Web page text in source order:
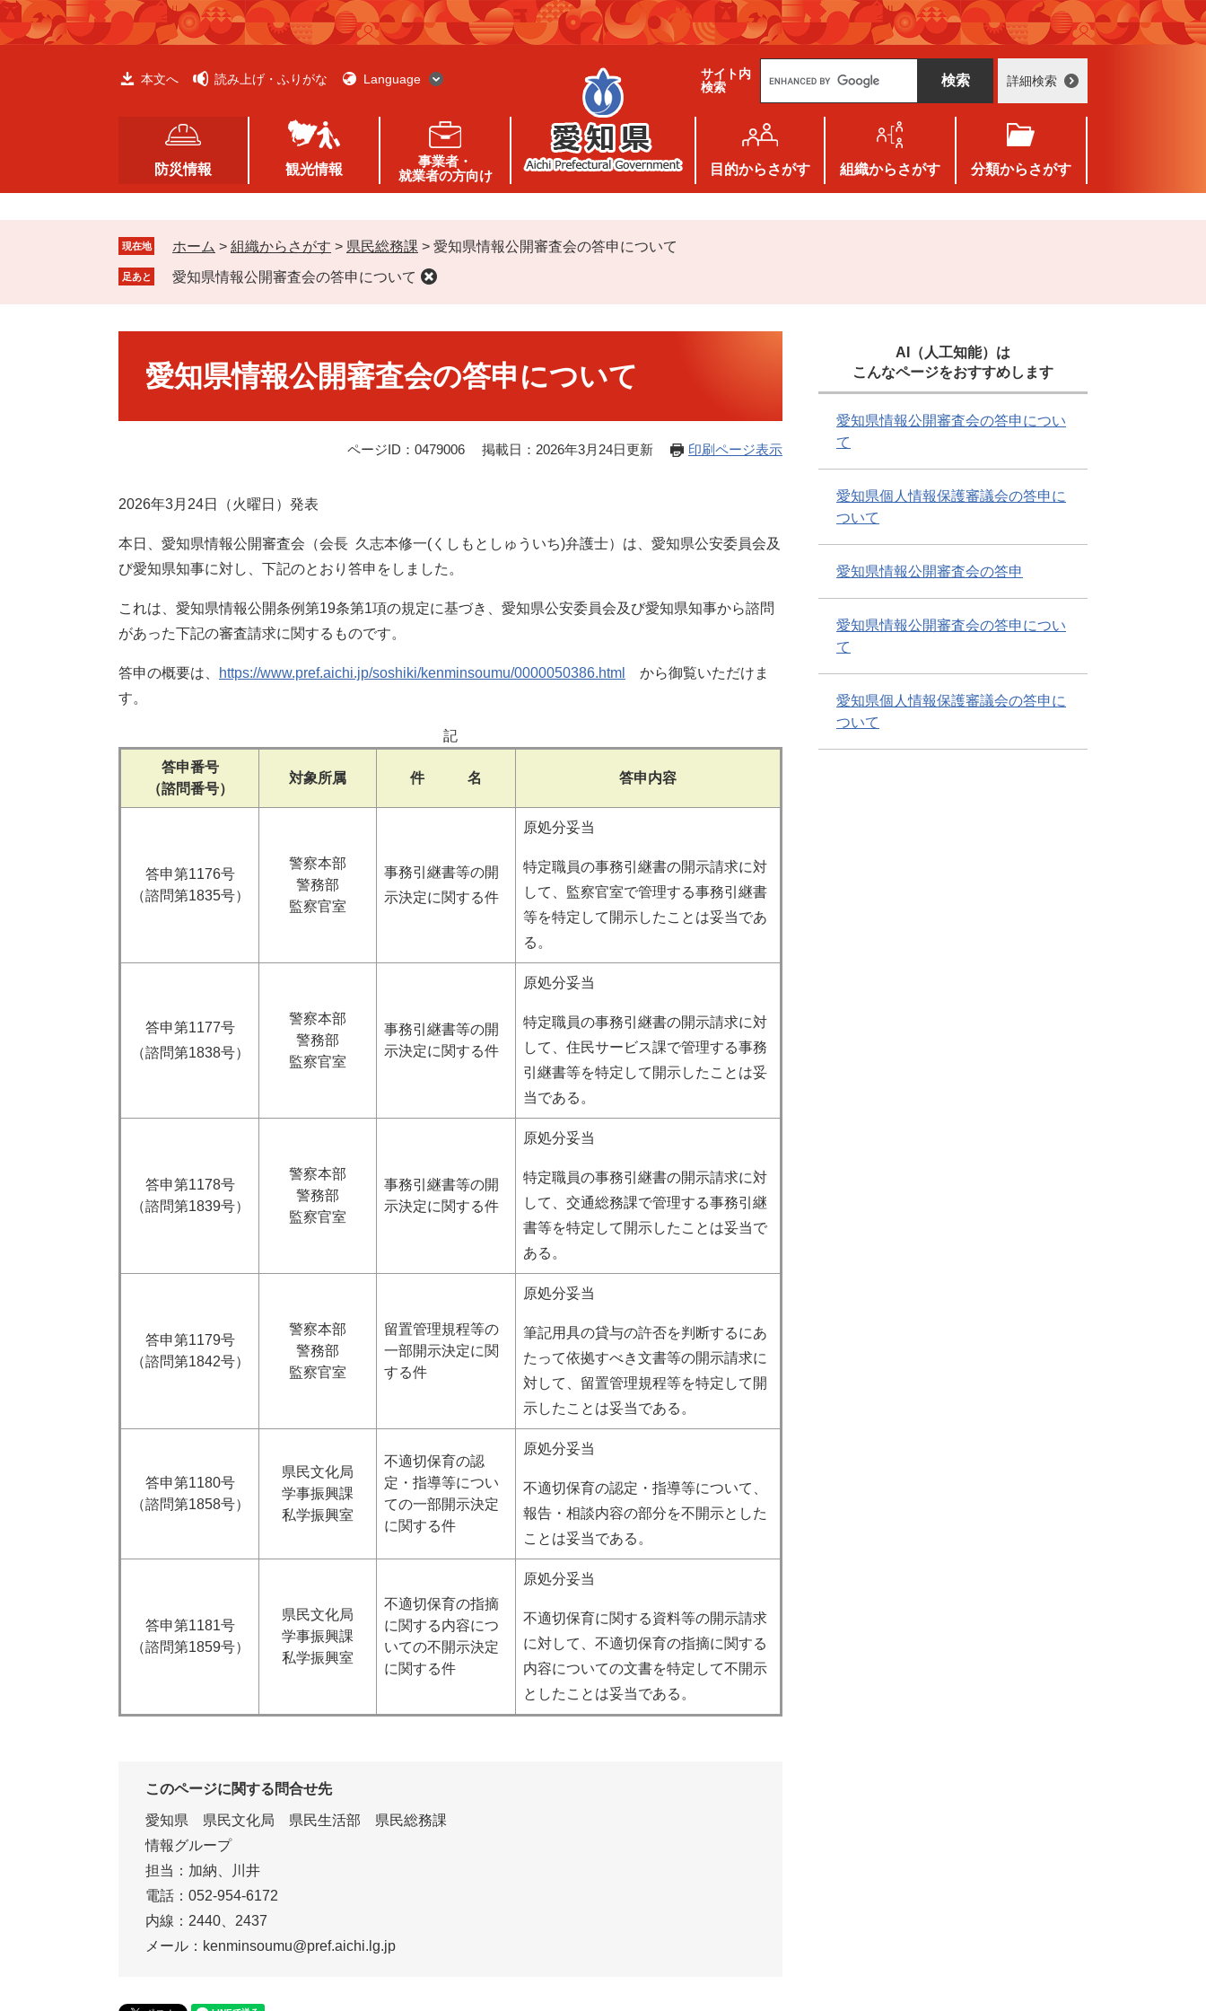
ペ
ー
メ
ニ
本文へ 読み上げ・ふりがな Language
サイト内
検索
g
e
カ
タ
ム
検
詳細検索
防災情報 観光情報
事業者・
就業者の方向け
目的からさがす 組織からさがす 分類からさがす
現在地 ホーム > 組織からさがす > 県民総務課 > 愛知県情報公開審査会の答申について
足あと 愛知県情報公開審査会の答申について
愛知県情報公開審査会の答申について
ページID：0479006 掲載日：2026年3月24日更新 印刷ページ表示
2026年3月24日（火曜日）発表
本日、愛知県情報公開審査会（会長 久志本修一(くしもとしゅういち)弁護士）は、愛知県公安委員会及
び愛知県知事に対し、下記のとおり答申をしました。
これは、愛知県情報公開条例第19条第1項の規定に基づき、愛知県公安委員会及び愛知県知事から諮問
があった下記の審査請求に関するものです。
答申の概要は、 https://www.pref.aichi.jp/soshiki/kenminsoumu/0000050386.html
から御覧いただけま
す。
記
答申番号
（諮問番号）
対象所属 件 名 答申内容
​答申第1176号
（諮問第1835号）
警察本部
警務部
監察官室
事務引継書等の開
示決定に関する件
原処分妥当
特定職員の事務引継書の開示請求に対
して、監察官室で管理する事務引継書
等を特定して開示したことは妥当であ
る。
答申第1177号
（諮問第1838号）​
警察本部
警務部
監察官室
事務引継書等の開
示決定に関する件
原処分妥当
特定職員の事務引継書の開示請求に対
して、住民サービス課で管理する事務
引継書等を特定して開示したことは妥
当である。
​答申第1178号
（諮問第1839号）
警察本部
警務部
監察官室
事務引継書等の開
示決定に関する件
原処分妥当
特定職員の事務引継書の開示請求に対
して、交通総務課で管理する事務引継
書等を特定して開示したことは妥当で
ある。
​答申第1179号
（諮問第1842号）
警察本部
警務部
監察官室
留置管理規程等の
一部開示決定に関
する件
原処分妥当
筆記用具の貸与の許否を判断するにあ
たって依拠すべき文書等の開示請求に
対して、留置管理規程等を特定して開
示したことは妥当である。
​答申第1180号
（諮問第1858号）
県民文化局
学事振興課
私学振興室
不適切保育の認
定・指導等につい
ての一部開示決定
に関する件
原処分妥当
不適切保育の認定・指導等について、
報告・相談内容の部分を不開示とした
ことは妥当である。
​答申第1181号
（諮問第1859号）
県民文化局
学事振興課
私学振興室
不適切保育の指摘
に関する内容につ
いての不開示決定
に関する件
原処分妥当
不適切保育に関する資料等の開示請求
に対して、不適切保育の指摘に関する
内容についての文書を特定して不開示
としたことは妥当である。
このページに関する問合せ先
愛知県 県民文化局 県民生活部 県民総務課
情報グループ
担当：加納、川井
電話：052-954-6172
内線：2440、2437
メール：kenminsoumu@pref.aichi.lg.jp
AI（人工知能）は
こんなページをおすすめします
愛知県情報公開審査会の答申につい
て
愛知県個人情報保護審議会の答申に
ついて
愛知県情報公開審査会の答申
愛知県情報公開審査会の答申につい
て
愛知県個人情報保護審議会の答申に
ついて